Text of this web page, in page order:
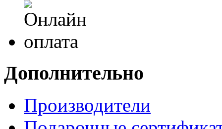
Дополнительно
Производители